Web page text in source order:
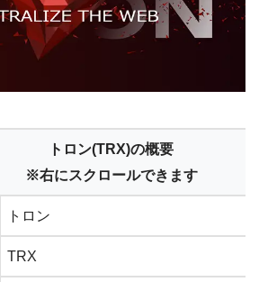
トロン(TRX)の概要
※右にスクロールできます
トロン
TRX